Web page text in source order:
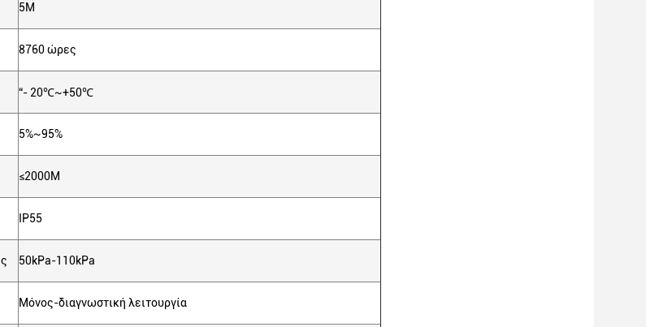
5M
8760 ώρες
“- 20℃~+50℃
5%~95%
≤2000M
IP55
50kPa-110kPa
Μόνος-διαγνωστική λειτουργία